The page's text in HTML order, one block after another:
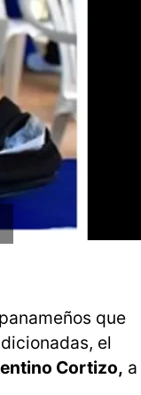
que
el
Cortizo, a